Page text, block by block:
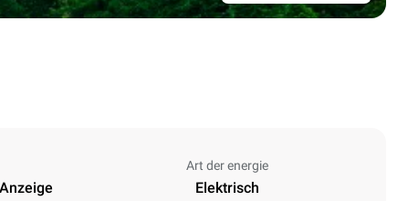
Art der energie
Elektrisch